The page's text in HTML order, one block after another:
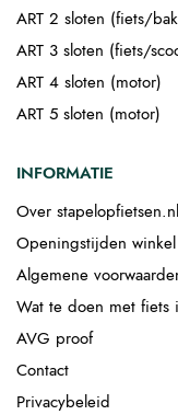
ART 2 sloten (fiets/
ART 3 sloten (fiets/
ART 4 sloten (motor)
ART 5 sloten (motor)
INFORMATIE
Over stapelopfietsen.nl
Openingstijden winkel
Algemene
Wat te doen met fiets
AVG proof
Contact
Privacybeleid